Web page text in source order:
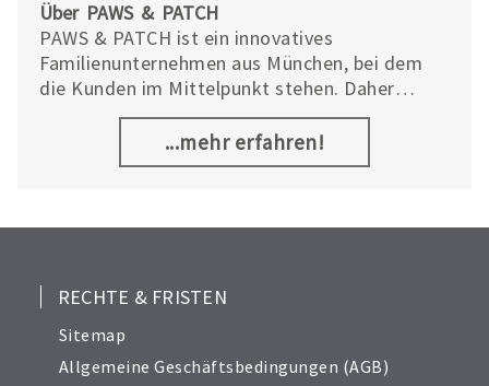
Über PAWS & PATCH
PAWS & PATCH ist ein innovatives
Familienunternehmen aus München, bei dem
die Kunden im Mittelpunkt stehen. Daher
enthalten alle Produkte verständliche
Anwendungs- und Dosierungshinweise. PAWS &
PATCH achtet sorgfältig auf die Qualität und
aus dem Englischen übersetzt "Pfoten &
Pflaster", angelehnt an das Logo der Firma.
...mehr erfahren!
RECHTE & FRISTEN
Sitemap
Allgemeine Geschäftsbedingungen (AGB)